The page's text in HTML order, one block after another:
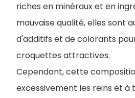
riches en minéraux et en
mauvaise qualité, elles sont
d'additifs et de colorants
croquettes attractives.
Cependant, cette
excessivement les reins et à